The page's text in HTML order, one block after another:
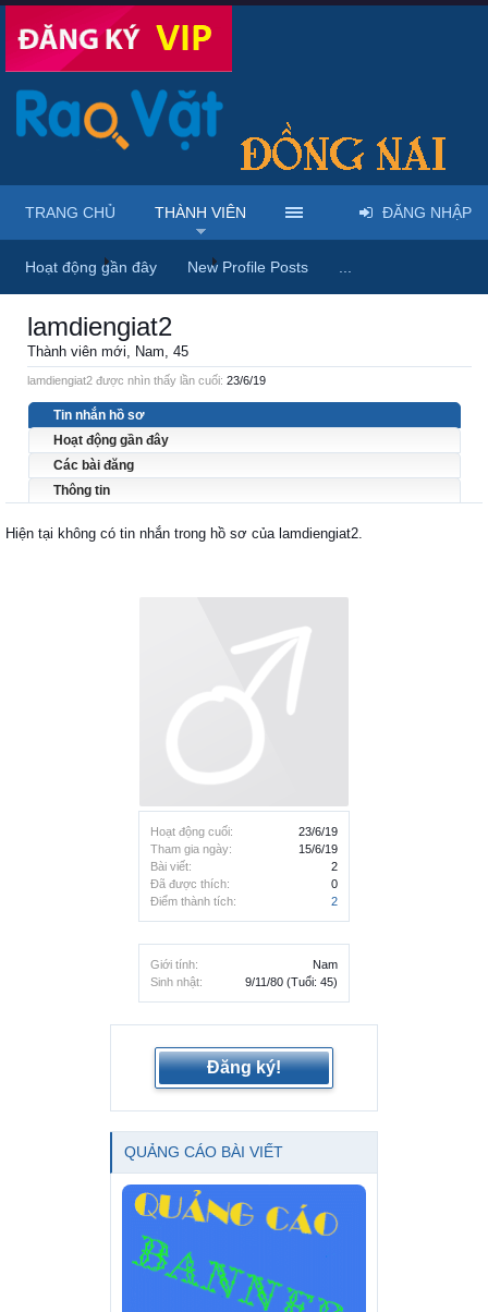
Trang chủ Thành viên lamdiengiat2
Hoạt động cuối:
23/6/19
Tham gia ngày:
15/6/19
Bài viết:
2
Đã được thích:
0
Điểm thành tích:
2
Giới tính:
Nam
Sinh nhật:
9/11/80 (Tuổi: 45)
lamdiengiat2
Thành viên mới, Nam, 45
lamdiengiat2 được nhìn thấy lần cuối: 23/6/19
Tin nhắn hồ sơ
Hoạt động gần đây
Các bài đăng
Thông tin
Hiện tại không có tin nhắn trong hồ sơ của lamdiengiat2.
Đăng ký!
QUẢNG CÁO BÀI VIẾT
TRANG CHỦ THÀNH VIÊN
Hoạt động gần đây New Profile Posts
ĐĂNG NHẬP